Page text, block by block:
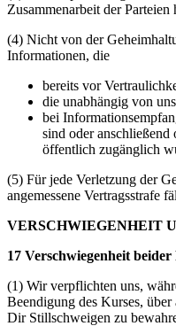
Zusammenarbeit der Parteien
(4) Nicht von der
Informationen, die
bereits vor
die unabhängig von
bei
sind oder anschließend
öffentlich zugänglich
(5) Für jede Verletzung der
angemessene Vertragsstrafe
VERSCHWIEGENHEIT
17 Verschwiegenheit beider
(1) Wir verpflichten uns,
Beendigung des Kurses,
Dir Stillschweigen zu